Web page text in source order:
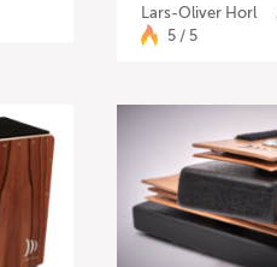
Lars-Oliver Horl
5 / 5